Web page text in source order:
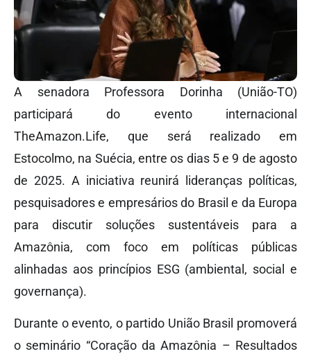
A senadora Professora Dorinha (União-TO)
participará do evento internacional
TheAmazon.Life, que será realizado em
Estocolmo, na Suécia, entre os dias 5 e 9 de agosto
de 2025. A iniciativa reunirá lideranças políticas,
pesquisadores e empresários do Brasil e da Europa
para discutir soluções sustentáveis para a
Amazônia, com foco em políticas públicas
alinhadas aos princípios ESG (ambiental, social e
governança).
Durante o evento, o partido União Brasil promoverá
o seminário “Coração da Amazônia – Resultados